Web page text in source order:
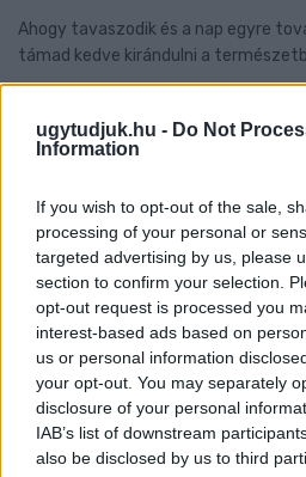
ugytudjuk.hu - Do Not
Information
If you wish to opt-out of the sale,
processing of your personal or
targeted advertising by us, please
section to confirm your selection.
opt-out request is processed you
interest-based ads based on
us or personal information
your opt-out. You may separately
disclosure of your personal
IAB’s list of downstream
also be disclosed by us to third
Ahogy tavaszodik és a nap egyre
támad kedve kirándulni a